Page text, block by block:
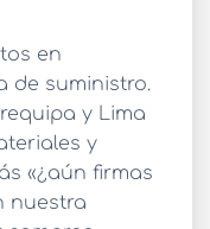
en
de suministro.
y Lima
y
«¿aún firmas
nuestra